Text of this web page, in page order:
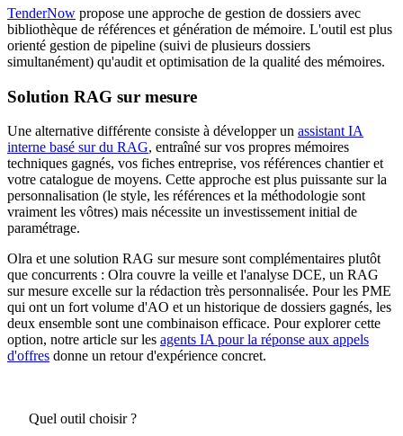
TenderNow propose une approche de gestion de dossiers avec
bibliothèque de références et génération de mémoire. L'outil est plus
orienté gestion de pipeline (suivi de plusieurs dossiers
simultanément) qu'audit et optimisation de la qualité des mémoires.
Solution RAG sur mesure
Une alternative différente consiste à développer un assistant IA
interne basé sur du RAG, entraîné sur vos propres mémoires
techniques gagnés, vos fiches entreprise, vos références chantier et
votre catalogue de moyens. Cette approche est plus puissante sur la
personnalisation (le style, les références et la méthodologie sont
vraiment les vôtres) mais nécessite un investissement initial de
paramétrage.
Olra et une solution RAG sur mesure sont complémentaires plutôt
que concurrents : Olra couvre la veille et l'analyse DCE, un RAG
sur mesure excelle sur la rédaction très personnalisée. Pour les PME
qui ont un fort volume d'AO et un historique de dossiers gagnés, les
deux ensemble sont une combinaison efficace. Pour explorer cette
option, notre article sur les agents IA pour la réponse aux appels
d'offres donne un retour d'expérience concret.
Quel outil choisir ?